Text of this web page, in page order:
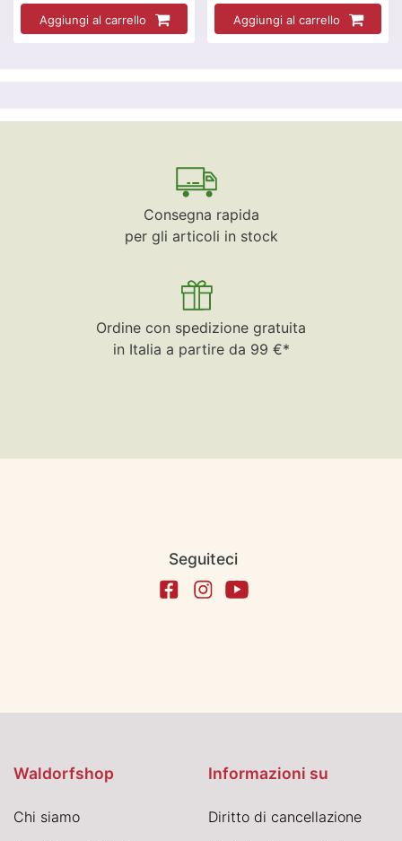
Aggiungi al carrello Aggiungi al carrello
Consegna rapida
per gli articoli in stock
Ordine con spedizione gratuita
in Italia a partire da 99 €*
Seguiteci
Waldorfshop
Chi siamo
Informazioni su
Diritto di cancellazione